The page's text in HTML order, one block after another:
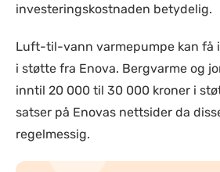
investeringskostnaden betydelig.
Luft-til-vann varmepumpe kan få
i støtte fra Enova. Bergvarme og
inntil 20 000 til 30 000 kroner i
satser på Enovas nettsider da
regelmessig.